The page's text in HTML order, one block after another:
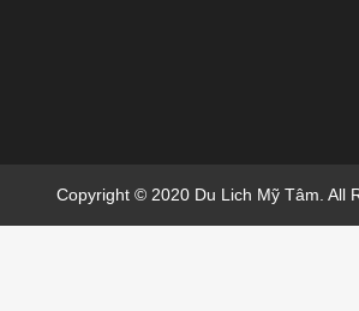
Copyright © 2020 Du Lich Mỹ Tâm. All